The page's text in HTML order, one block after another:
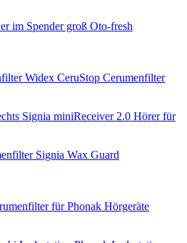
Oto-fresh
Widex CeruStop Cerumenfilter
Signia miniReceiver 2.0 Hörer für
Signia Wax Guard
für Phonak Hörgeräte